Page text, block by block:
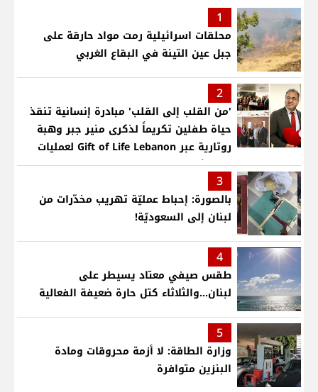
1
محلقات اسرائيلية رمت مواد حارقة على
جبل عين التينة في البقاع الغربي
2
'من القلب إلى القلب' مبادرة إنسانية تنقذ
حياة طفلين تكريماً لذكرى منير جبر وهبة
روتارية عبر Gift of Life Lebanon لعمليات
قلب لأطفال في مستشفى حمود الجامعي
3
بالصورة: إحباط عمليّة تهريب مخدّرات من
لبنان إلى السعوديّة!
4
طقس صيفي معتاد يسيطر على
لبنان...والثلاثاء كتل حارة ضعيفة الفعالية
5
وزارة الطاقة: لا أزمة محروقات ومادة
البنزين متوافرة